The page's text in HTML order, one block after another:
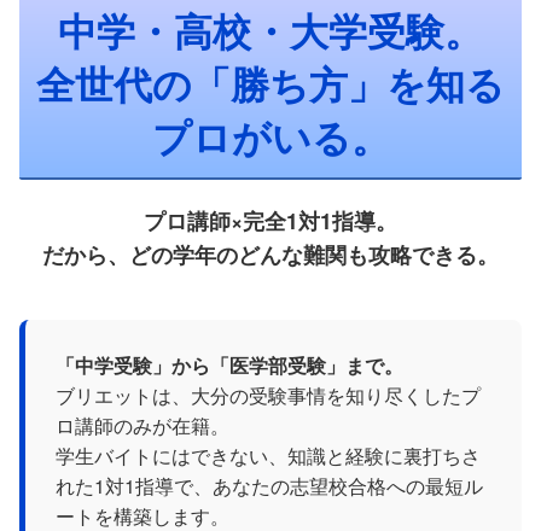
中学・高校・大学受験。
全世代の「勝ち方」を知る
プロがいる。
プロ講師×完全1対1指導。
だから、どの学年のどんな難関も攻略できる。
「中学受験」から「医学部受験」まで。
ブリエットは、大分の受験事情を知り尽くしたプ
ロ講師のみが在籍。
学生バイトにはできない、知識と経験に裏打ちさ
れた1対1指導で、あなたの志望校合格への最短ル
ートを構築します。